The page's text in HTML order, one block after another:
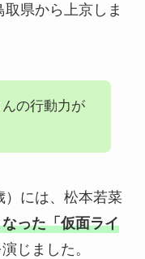
県から上京しま
の行動力が
には、松本若菜
った「仮面ライ
じました。